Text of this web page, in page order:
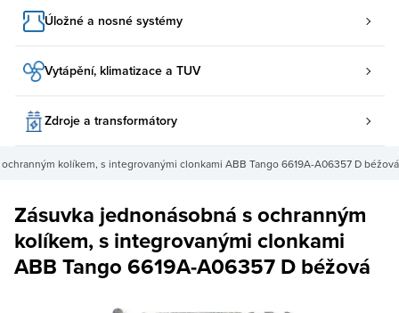
Úložné a nosné systémy
Vytápění, klimatizace a TUV
Zdroje a transformátory
kolíkem, s integrovanými clonkami ABB Tango 6619A-A06357 D béžová
Zásuvka jednonásobná s ochranným
kolíkem, s integrovanými clonkami
ABB Tango 6619A-A06357 D béžová